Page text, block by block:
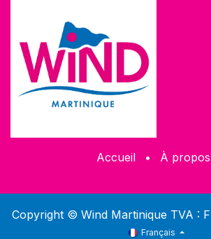
Accueil • À propos
Copyright © Wind Martinique TVA :
Français